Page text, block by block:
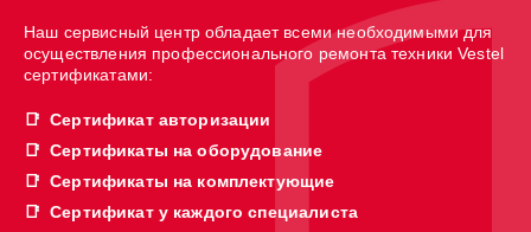
Наш сервисный центр обладает всеми необходимыми для
осуществления профессионального ремонта техники Vestel
сертификатами:
Сертификат авторизации
Сертификаты на оборудование
Сертификаты на комплектующие
Сертификат у каждого специалиста